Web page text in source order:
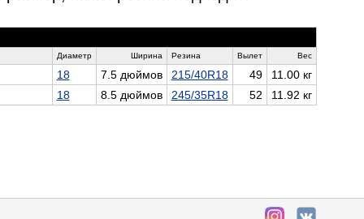
Диаметр Ширина Резина Вылет Вес
18 7.5 дюймов 215/40R18 49
11.00 кг
18 8.5 дюймов 245/35R18 52 11.92 кг